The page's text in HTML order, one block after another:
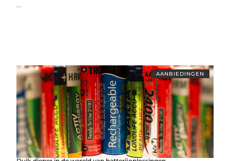
...
AANBIEDINGEN